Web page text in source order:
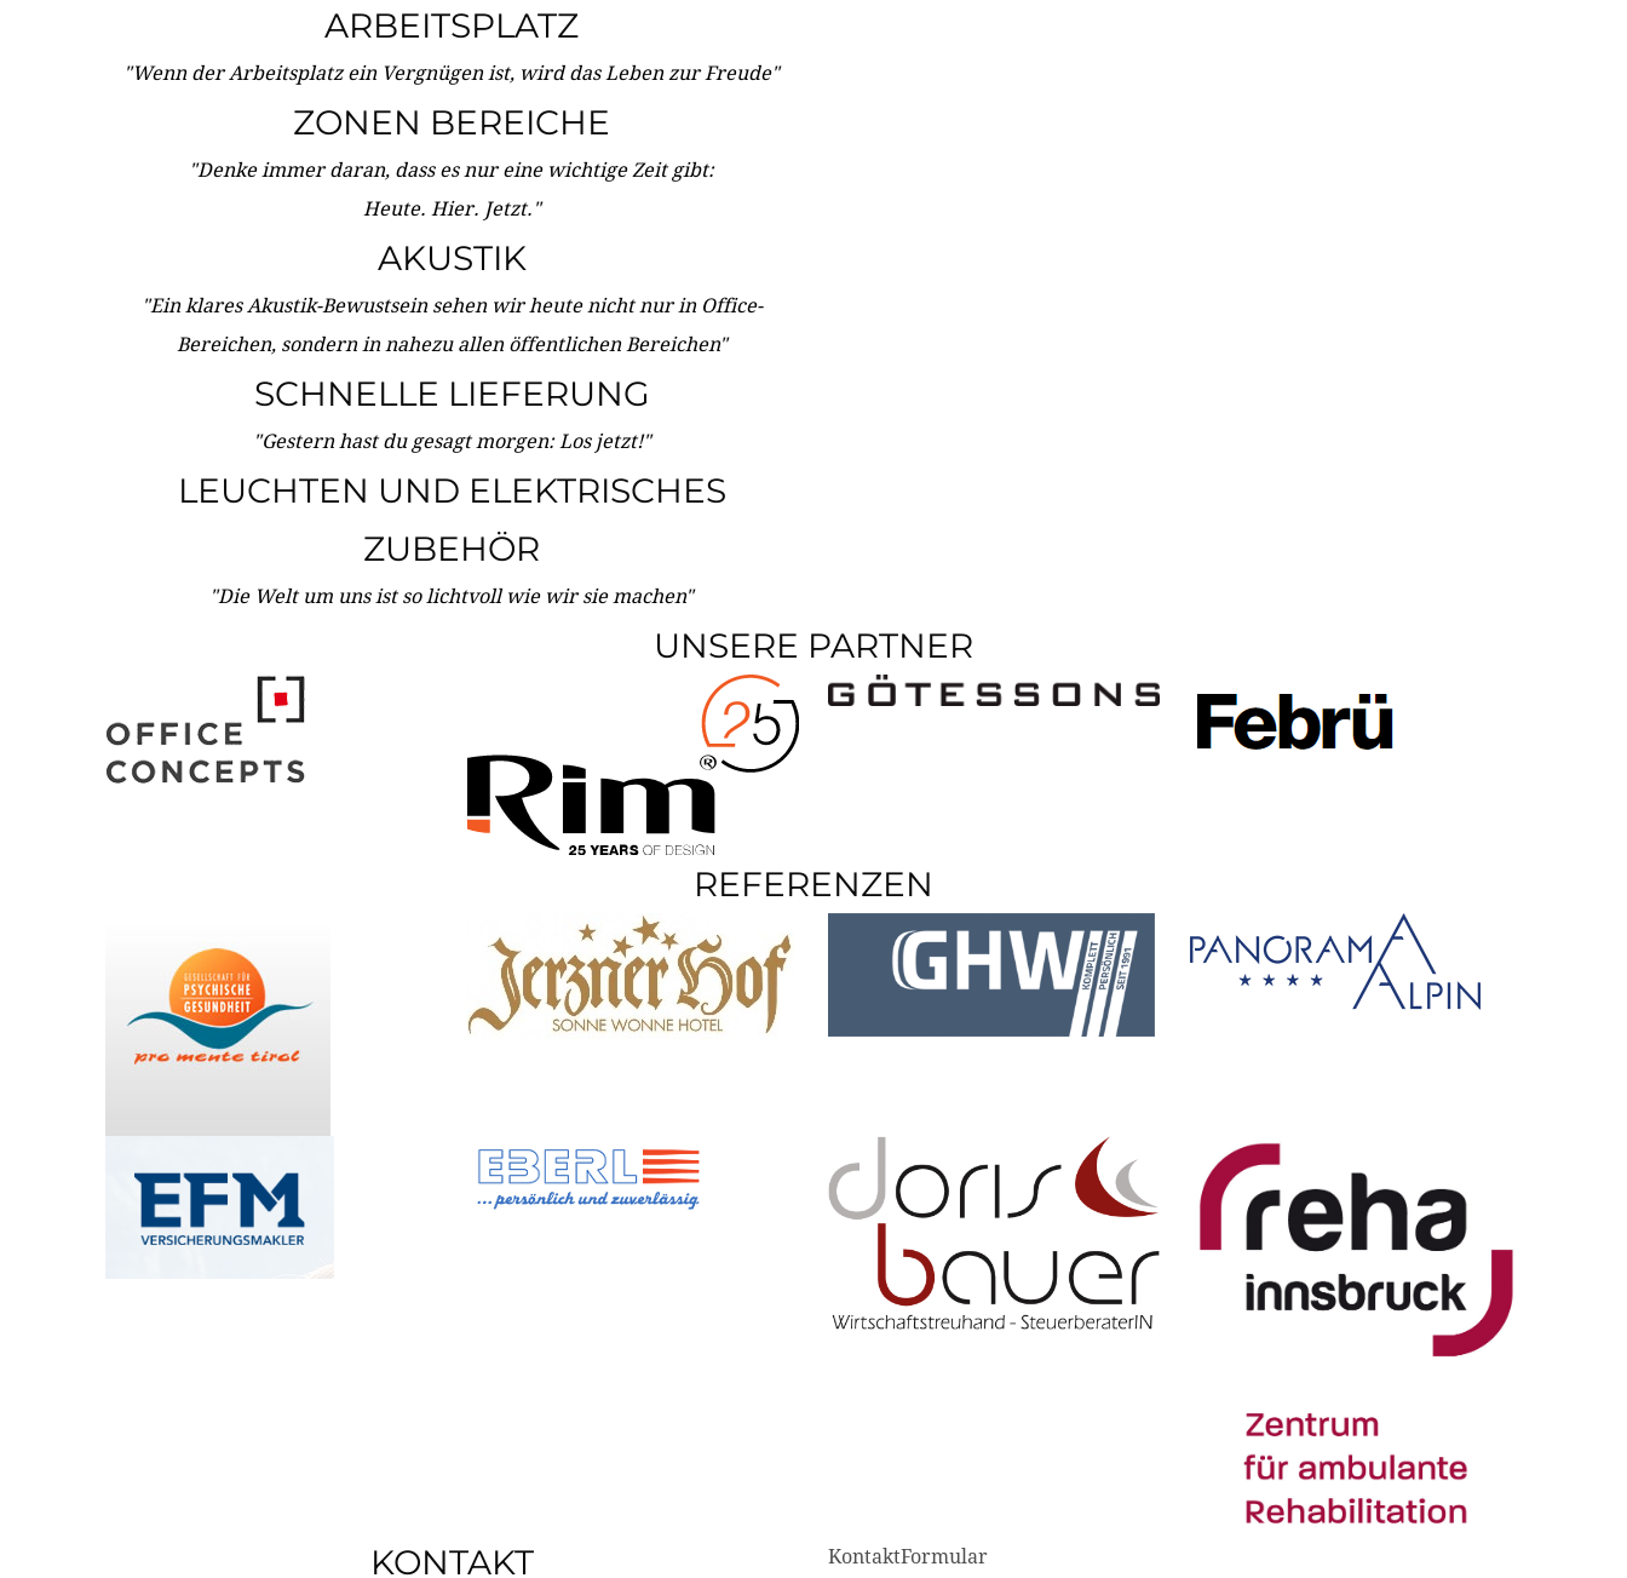
ARBEITSPLATZ
"Wenn der Arbeitsplatz ein Vergnügen ist, wird das Leben zur Freude"
ZONEN BEREICHE
"Denke immer daran, dass es nur eine wichtige Zeit gibt:
Heute. Hier. Jetzt."
AKUSTIK
"Ein klares Akustik-Bewustsein sehen wir heute nicht nur in Office-
Bereichen, sondern in nahezu allen öffentlichen Bereichen"
SCHNELLE LIEFERUNG
"Gestern hast du gesagt morgen: Los jetzt!"
LEUCHTEN UND ELEKTRISCHES
ZUBEHÖR
"Die Welt um uns ist so lichtvoll wie wir sie machen"
UNSERE PARTNER
REFERENZEN
KONTAKT KontaktFormular